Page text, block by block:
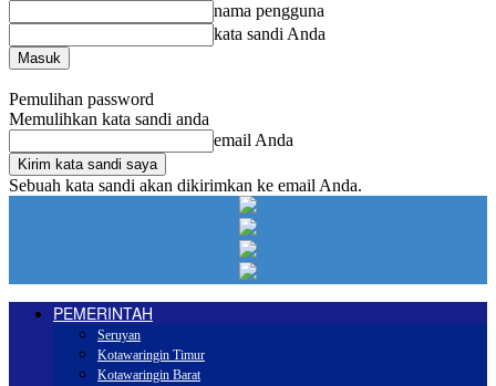
nama pengguna
kata sandi Anda
Pemulihan password
Memulihkan kata sandi anda
email Anda
Sebuah kata sandi akan dikirimkan ke email Anda.
PEMERINTAH
Seruyan
Kotawaringin Timur
Kotawaringin Barat